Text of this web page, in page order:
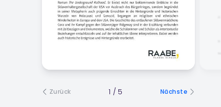
Zurück 1 / 5 Nächste